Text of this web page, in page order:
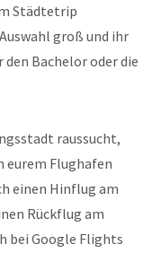
Städtetrip
groß und ihr
Bachelor oder die
raussucht,
eurem Flughafen
einen Hinflug am
Rückflug am
bei Google Flights